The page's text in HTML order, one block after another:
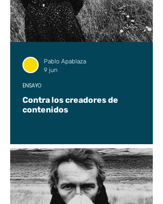
Contra los creadores de
contenidos
ENSAYO
Pablo Apablaza
9 jun